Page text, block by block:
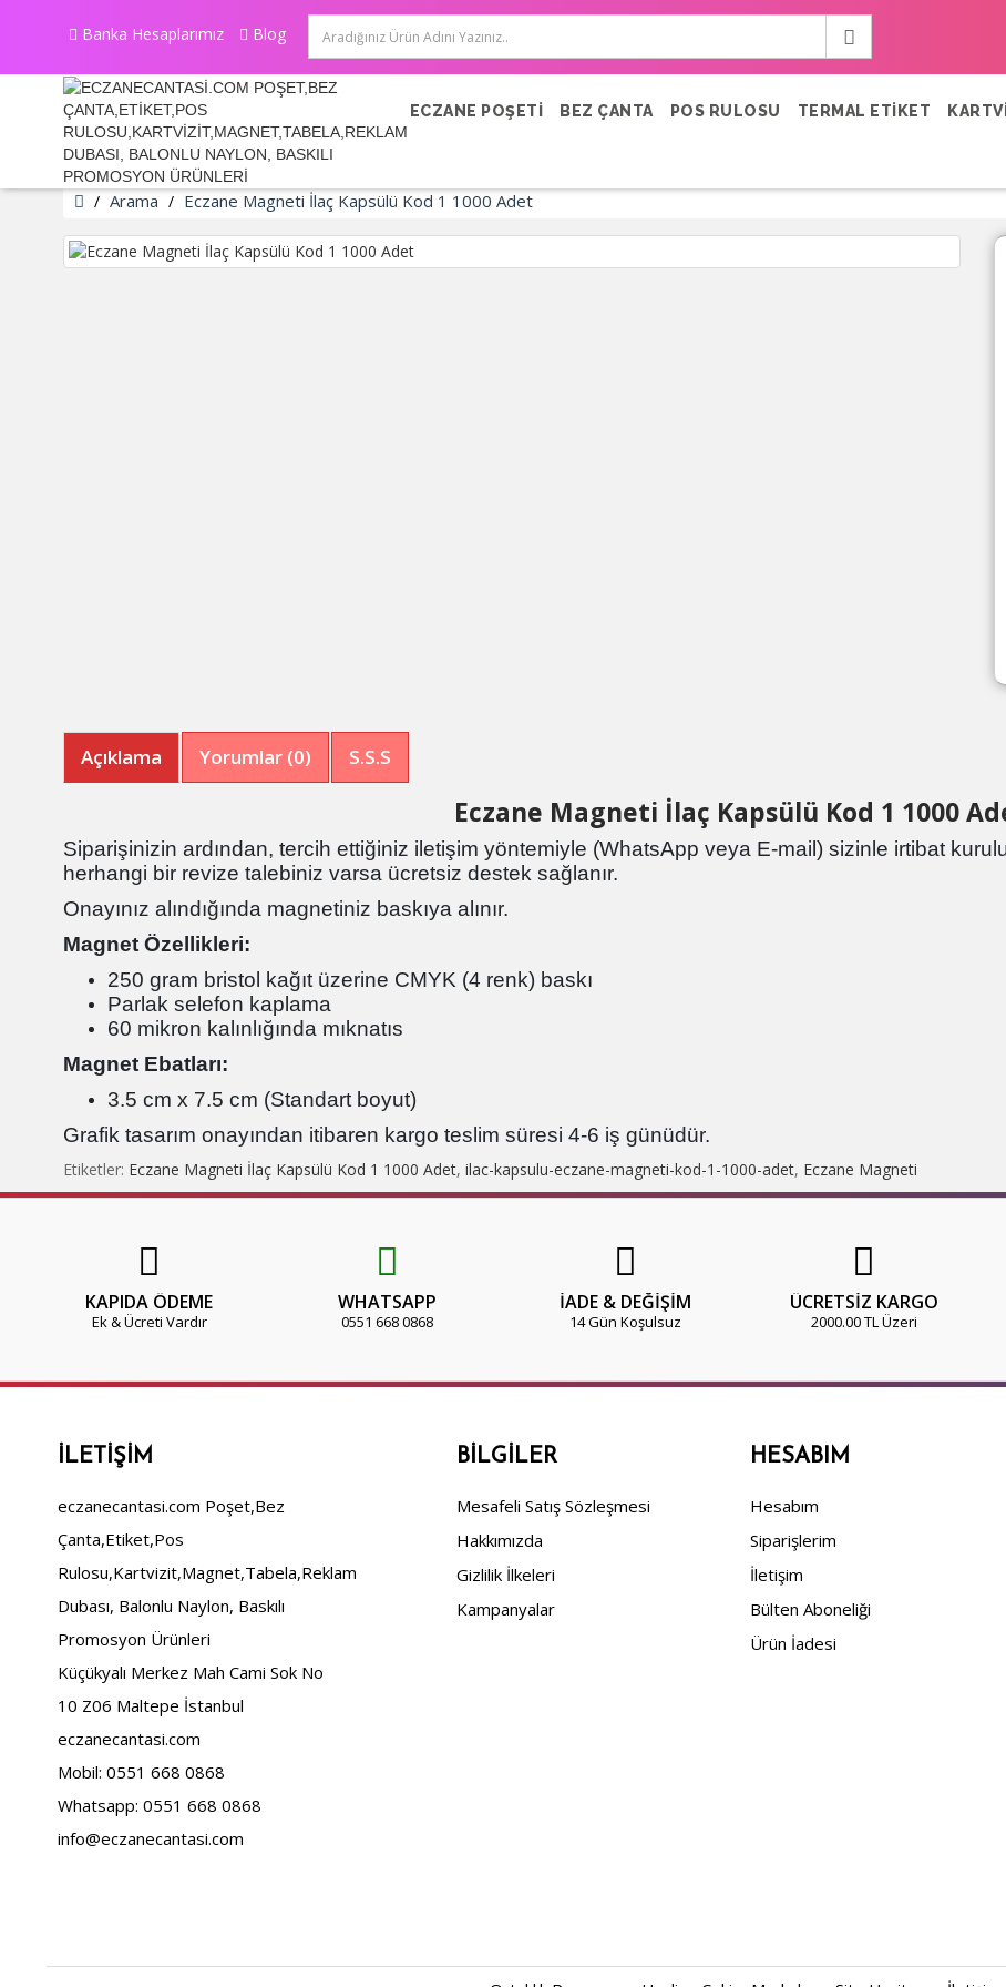
Banka Hesaplarımız Blog
ECZANE POŞETİ BEZ ÇANTA POS RULOSU TERMAL ETİKET
Arama Eczane Magneti İlaç Kapsülü Kod 1 1000 Adet
Açıklama Yorumlar (0) S.S.S
Eczane Magneti İlaç Kapsülü Kod 1 1000
Siparişinizin ardından, tercih ettiğiniz iletişim yöntemiyle (WhatsApp veya E-mail) sizinle irtibat
herhangi bir revize talebiniz varsa ücretsiz destek sağlanır.
Onayınız alındığında magnetiniz baskıya alınır.
Magnet Özellikleri:
250 gram bristol kağıt üzerine CMYK (4 renk) baskı
Parlak selefon kaplama
60 mikron kalınlığında mıknatıs
Magnet Ebatları:
3.5 cm x 7.5 cm (Standart boyut)
Grafik tasarım onayından itibaren kargo teslim süresi 4-6 iş günüdür.
Etiketler: Eczane Magneti İlaç Kapsülü Kod 1 1000 Adet, ilac-kapsulu-eczane-magneti-kod-1-1000-adet, Eczane Magneti
KAPIDA ÖDEME
Ek & Ücreti Vardır
WHATSAPP
0551 668 0868
İADE & DEĞİŞİM
14 Gün Koşulsuz
ÜCRETSİZ KARGO
2000.00 TL Üzeri
İLETIŞIM
eczanecantasi.com Poşet,Bez
Çanta,Etiket,Pos
Rulosu,Kartvizit,Magnet,Tabela,Reklam
Dubası, Balonlu Naylon, Baskılı
Promosyon Ürünleri
Küçükyalı Merkez Mah Cami Sok No
10 Z06 Maltepe İstanbul
eczanecantasi.com
Mobil: 0551 668 0868
Whatsapp: 0551 668 0868
info@eczanecantasi.com
BILGILER
Mesafeli Satış Sözleşmesi
Hakkımızda
Gizlilik İlkeleri
Kampanyalar
HESABIM
Hesabım
Siparişlerim
İletişim
Bülten Aboneliği
Ürün İadesi